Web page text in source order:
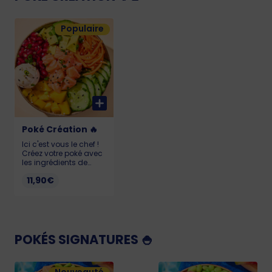
Poké Création 🔥
Ici c'est vous le chef !
Créez votre poké avec
les ingrédients de
d'1 millions de
Pour consulter la liste
des allergènes de nos
vous tourner vers notre
11,90€
Populaire
POKÉS SIGNATURES 🍚